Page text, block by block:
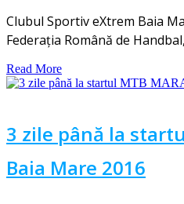
Clubul Sportiv eXtrem Baia
Federația Română de
Read More
3 zile până la
Baia Mare 2016